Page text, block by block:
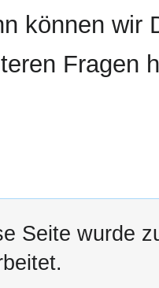
können wir
Fragen
Seite wurde